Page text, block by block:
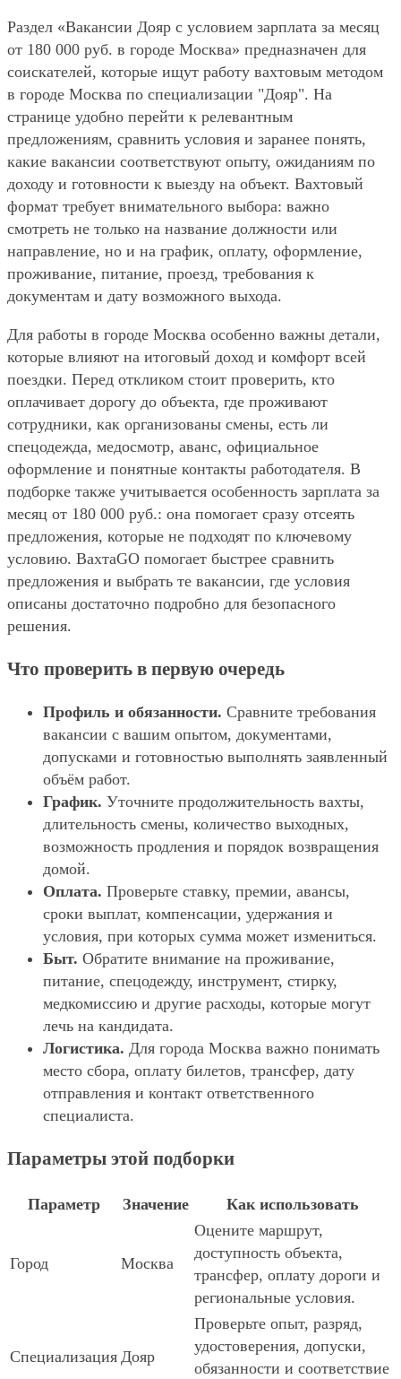
Раздел «Вакансии Дояр с условием зарплата за месяц
от 180 000 руб. в городе Москва» предназначен для
соискателей, которые ищут работу вахтовым методом
в городе Москва по специализации "Дояр". На
странице удобно перейти к релевантным
предложениям, сравнить условия и заранее понять,
какие вакансии соответствуют опыту, ожиданиям по
доходу и готовности к выезду на объект. Вахтовый
формат требует внимательного выбора: важно
смотреть не только на название должности или
направление, но и на график, оплату, оформление,
проживание, питание, проезд, требования к
документам и дату возможного выхода.
Для работы в городе Москва особенно важны детали,
которые влияют на итоговый доход и комфорт всей
поездки. Перед откликом стоит проверить, кто
оплачивает дорогу до объекта, где проживают
сотрудники, как организованы смены, есть ли
спецодежда, медосмотр, аванс, официальное
оформление и понятные контакты работодателя. В
подборке также учитывается особенность зарплата за
месяц от 180 000 руб.: она помогает сразу отсеять
предложения, которые не подходят по ключевому
условию. ВахтаGO помогает быстрее сравнить
предложения и выбрать те вакансии, где условия
описаны достаточно подробно для безопасного
решения.
Что проверить в первую очередь
Профиль и обязанности. Сравните требования
вакансии с вашим опытом, документами,
допусками и готовностью выполнять заявленный
объём работ.
График. Уточните продолжительность вахты,
длительность смены, количество выходных,
возможность продления и порядок возвращения
домой.
Оплата. Проверьте ставку, премии, авансы,
сроки выплат, компенсации, удержания и
условия, при которых сумма может измениться.
Быт. Обратите внимание на проживание,
питание, спецодежду, инструмент, стирку,
медкомиссию и другие расходы, которые могут
лечь на кандидата.
Логистика. Для города Москва важно понимать
место сбора, оплату билетов, трансфер, дату
отправления и контакт ответственного
специалиста.
Параметры этой подборки
Параметр Значение Как использовать
Город Москва
Оцените маршрут,
доступность объекта,
трансфер, оплату дороги и
региональные условия.
Специализация Дояр
Проверьте опыт, разряд,
удостоверения, допуски,
обязанности и соответствие